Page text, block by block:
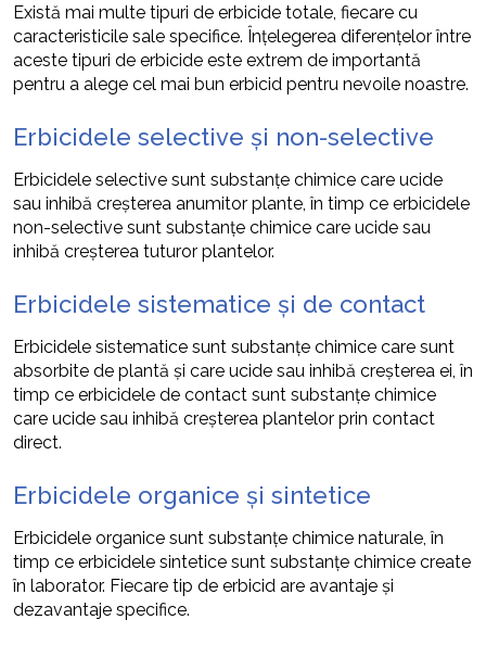
Există mai multe tipuri de erbicide totale, fiecare cu
caracteristicile sale specifice. Înțelegerea diferențelor între
aceste tipuri de erbicide este extrem de importantă
pentru a alege cel mai bun erbicid pentru nevoile noastre.
Erbicidele selective și non-selective
Erbicidele selective sunt substanțe chimice care ucide
sau inhibă creșterea anumitor plante, în timp ce erbicidele
non-selective sunt substanțe chimice care ucide sau
inhibă creșterea tuturor plantelor.
Erbicidele sistematice și de contact
Erbicidele sistematice sunt substanțe chimice care sunt
absorbite de plantă și care ucide sau inhibă creșterea ei, în
timp ce erbicidele de contact sunt substanțe chimice
care ucide sau inhibă creșterea plantelor prin contact
direct.
Erbicidele organice și sintetice
Erbicidele organice sunt substanțe chimice naturale, în
timp ce erbicidele sintetice sunt substanțe chimice create
în laborator. Fiecare tip de erbicid are avantaje și
dezavantaje specifice.